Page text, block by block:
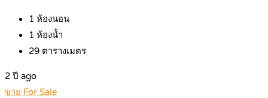
1 ห้องนอน
1 ห้องน้ำ
29 ตารางเมตร
2 ปี ago
ขาย For Sale